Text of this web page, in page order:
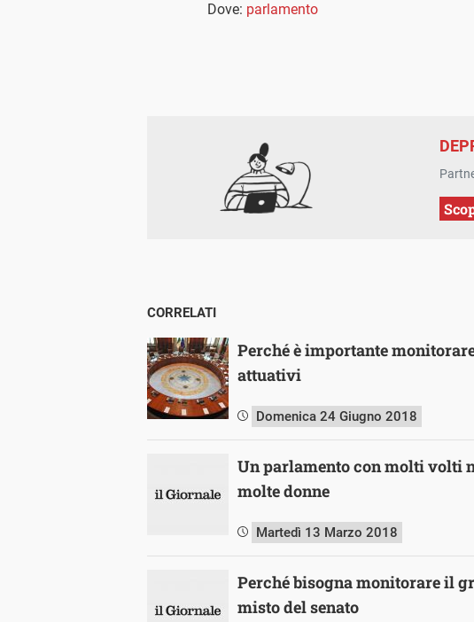
Dove: parlamento
CORRELATI
Perché è importante
attuativi
Domenica 24 Giugno 2018
Un parlamento con molti volti
molte donne
Martedì 13 Marzo 2018
Perché bisogna monitorare il
misto del senato